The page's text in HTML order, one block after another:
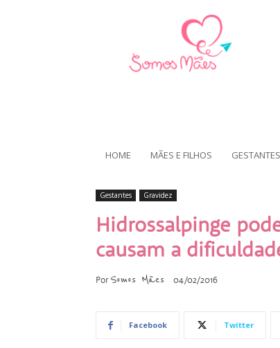
HOME MÃES E FILHOS GESTANTES
Gestantes Gravidez
Hidrossalpinge
causam a
Por Somos Mães 04/02/2016
Facebook Twitter